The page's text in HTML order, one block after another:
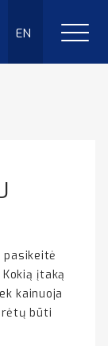
EN
įtaką
kainuoja
būti